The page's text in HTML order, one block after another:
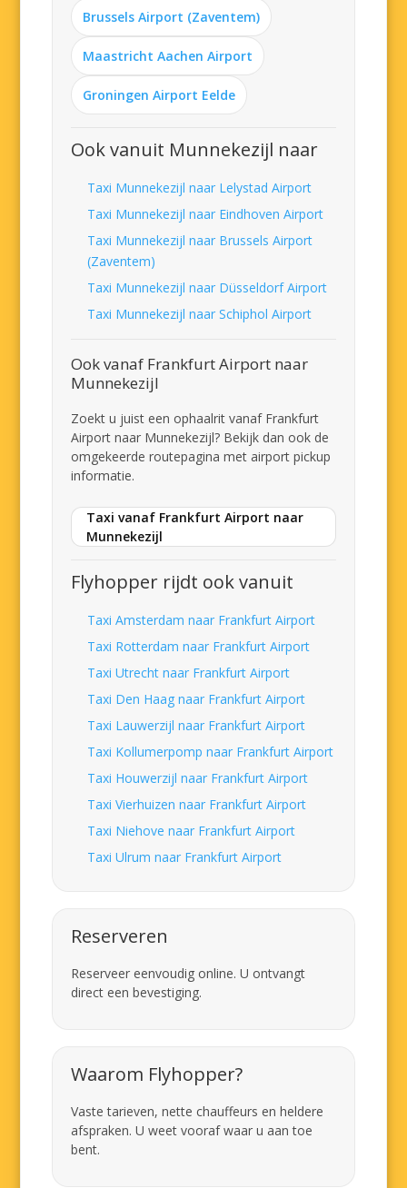
Brussels Airport (Zaventem)
Maastricht Aachen Airport
Groningen Airport Eelde
Ook vanuit Munnekezijl naar
Taxi Munnekezijl naar Lelystad Airport
Taxi Munnekezijl naar Eindhoven Airport
Taxi Munnekezijl naar Brussels Airport
(Zaventem)
Taxi Munnekezijl naar Düsseldorf Airport
Taxi Munnekezijl naar Schiphol Airport
Ook vanaf Frankfurt Airport naar
Munnekezijl
Zoekt u juist een ophaalrit vanaf Frankfurt
Airport naar Munnekezijl? Bekijk dan ook de
omgekeerde routepagina met airport pickup
informatie.
Taxi vanaf Frankfurt Airport naar
Munnekezijl
Flyhopper rijdt ook vanuit
Taxi Amsterdam naar Frankfurt Airport
Taxi Rotterdam naar Frankfurt Airport
Taxi Utrecht naar Frankfurt Airport
Taxi Den Haag naar Frankfurt Airport
Taxi Lauwerzijl naar Frankfurt Airport
Taxi Kollumerpomp naar Frankfurt Airport
Taxi Houwerzijl naar Frankfurt Airport
Taxi Vierhuizen naar Frankfurt Airport
Taxi Niehove naar Frankfurt Airport
Taxi Ulrum naar Frankfurt Airport
Reserveren
Reserveer eenvoudig online. U ontvangt
direct een bevestiging.
Waarom Flyhopper?
Vaste tarieven, nette chauffeurs en heldere
afspraken. U weet vooraf waar u aan toe
bent.